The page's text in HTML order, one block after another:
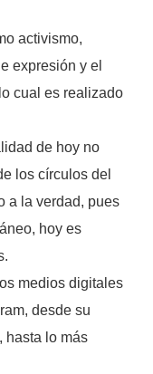
activismo,
expresión y el
cual es realizado
de hoy no
los círculos del
a la verdad, pues
hoy es
medios digitales
desde su
hasta lo más